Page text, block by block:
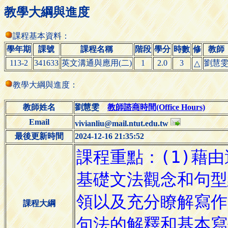
教學大綱與進度
課程基本資料：
學年期
課號 課程名稱 階段 學分 時數 修
教師
113-2
341633 英文溝通與應用(二) 1 2.0 3 △ 劉慧雯
教學大綱與進度：
教師姓名 劉慧雯教師諮商時間(Office Hours)
Email
vivianliu@mail.ntut.edu.tw
最後更新時間
2024-12-16 21:35:52
課程大綱